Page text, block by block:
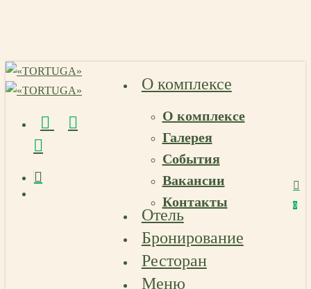
content
vk telegram
0
О комплексе
О комплексе
Галерея
События
Вакансии
Контакты
Отель
Бронирование
Ресторан
Меню